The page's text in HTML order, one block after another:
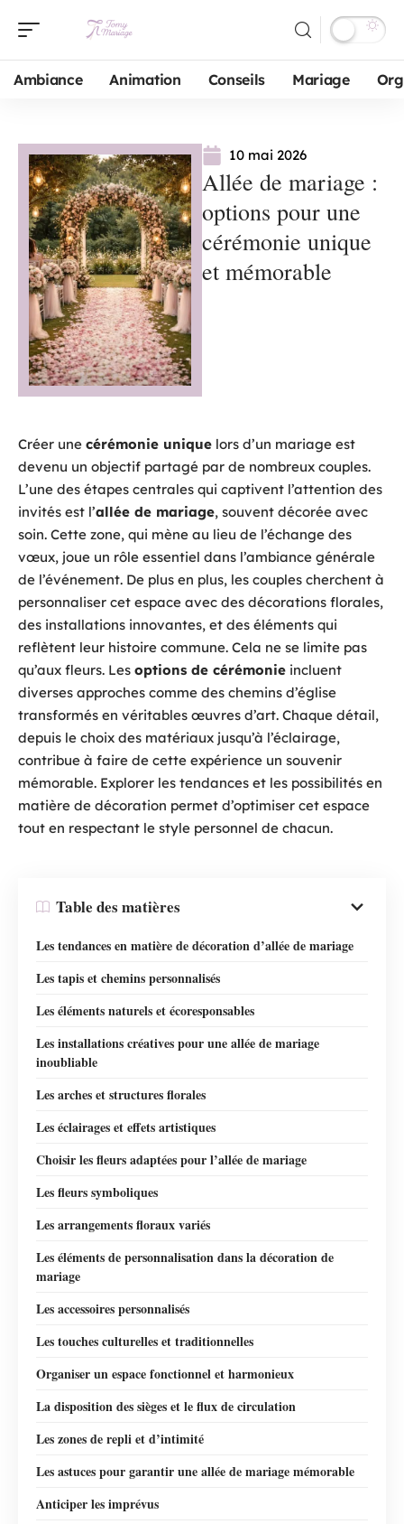
Ambiance Animation Conseils Mariage
10 mai 2026
Allée de mariage :
options pour une
cérémonie unique
et mémorable
Créer une cérémonie unique lors d’un mariage est
devenu un objectif partagé par de nombreux couples.
L’une des étapes centrales qui captivent l’attention des
invités est l’allée de mariage, souvent décorée avec
soin. Cette zone, qui mène au lieu de l’échange des
vœux, joue un rôle essentiel dans l’ambiance générale
de l’événement. De plus en plus, les couples cherchent à
personnaliser cet espace avec des décorations florales,
des installations innovantes, et des éléments qui
reflètent leur histoire commune. Cela ne se limite pas
qu’aux fleurs. Les options de cérémonie incluent
diverses approches comme des chemins d’église
transformés en véritables œuvres d’art. Chaque détail,
depuis le choix des matériaux jusqu’à l’éclairage,
contribue à faire de cette expérience un souvenir
mémorable. Explorer les tendances et les possibilités en
matière de décoration permet d’optimiser cet espace
tout en respectant le style personnel de chacun.
Table des matières
Les tendances en matière de décoration d’allée de mariage
Les tapis et chemins personnalisés
Les éléments naturels et écoresponsables
Les installations créatives pour une allée de mariage
inoubliable
Les arches et structures florales
Les éclairages et effets artistiques
Choisir les fleurs adaptées pour l’allée de mariage
Les fleurs symboliques
Les arrangements floraux variés
Les éléments de personnalisation dans la décoration de
mariage
Les accessoires personnalisés
Les touches culturelles et traditionnelles
Organiser un espace fonctionnel et harmonieux
La disposition des sièges et le flux de circulation
Les zones de repli et d’intimité
Les astuces pour garantir une allée de mariage mémorable
Anticiper les imprévus